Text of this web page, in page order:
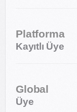
Platforma
Kayıtlı Üye
Global
Üye